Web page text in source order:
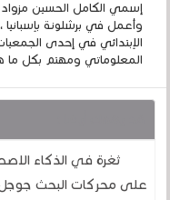
وأعمل في برشلونة
الإبتدائي في إحدى
المعلوماتي ومهتم بكل ما
ثغرة في الذكاء